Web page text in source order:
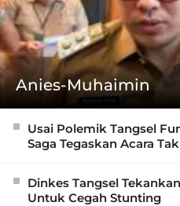
Anies-Muhaimin
Usai Polemik Tangsel
Saga Tegaskan Acara
Dinkes Tangsel
Untuk Cegah Stunting